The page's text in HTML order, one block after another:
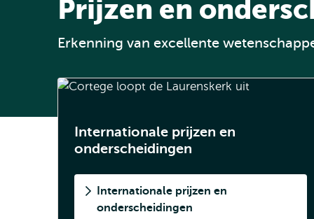
Prijzen en
Erkenning van excellente
Internationale prijzen en
onderscheidingen
Internationale prijzen en
onderscheidingen